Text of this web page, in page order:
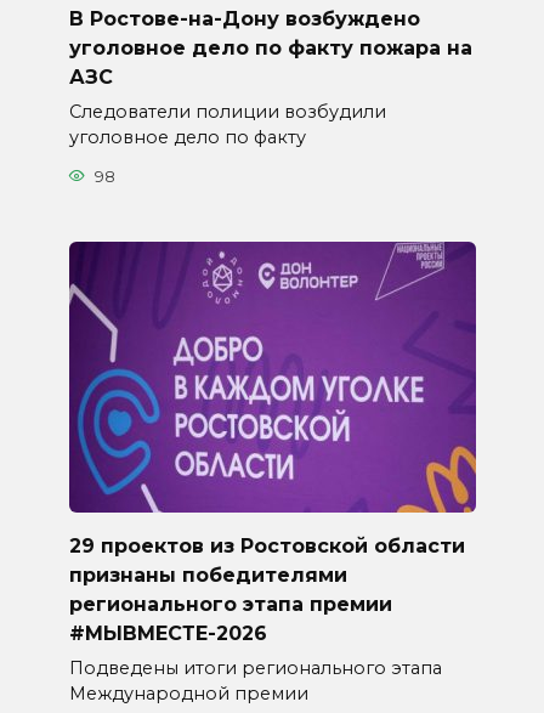
В Ростове-на-Дону возбуждено
уголовное дело по факту пожара на
АЗС
Следователи полиции возбудили
уголовное дело по факту
98
29 проектов из Ростовской области
признаны победителями
регионального этапа премии
#МЫВМЕСТЕ-2026
Подведены итоги регионального этапа
Международной премии